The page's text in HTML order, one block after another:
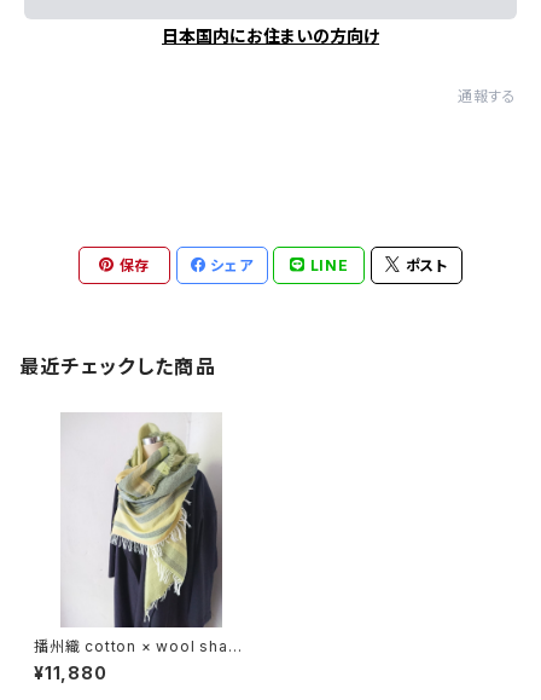
日本国内にお住まいの方向け
通報する
保存 シェア LINE ポスト
最近チェックした商品
播州織 cotton × wool shawl
__ border 220 木賊W
¥11,880